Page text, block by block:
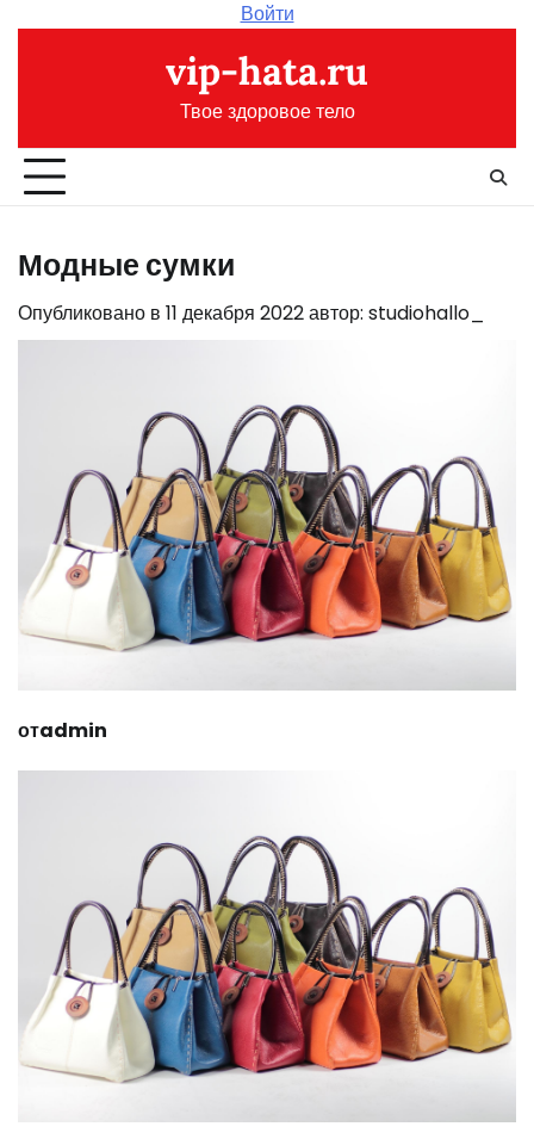
Войти
vip-hata.ru
Твое здоровое тело
Модные сумки
Опубликовано в 11 декабря 2022автор: studiohallo_
отadmin